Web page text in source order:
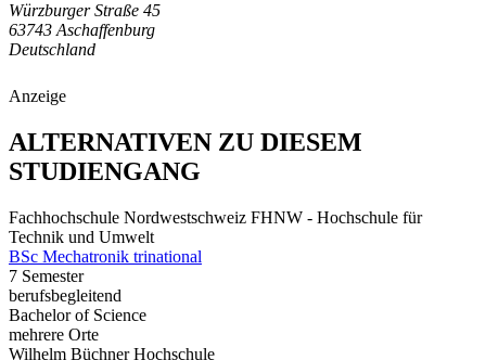
Würzburger Straße 45
63743 Aschaffenburg
Deutschland
Anzeige
ALTERNATIVEN ZU DIESEM
STUDIENGANG
Fachhochschule Nordwestschweiz FHNW - Hochschule für
Technik und Umwelt
BSc Mechatronik trinational
7 Semester
berufsbegleitend
Bachelor of Science
mehrere Orte
Wilhelm Büchner Hochschule